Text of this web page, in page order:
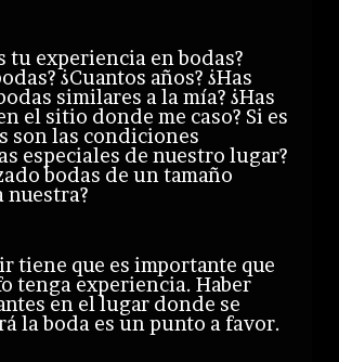
tu experiencia en bodas?
¿Cuantos años? ¿Has
similares a la mía? ¿Has
el sitio donde me caso? Si es
son las condiciones
especiales de nuestro lugar?
bodas de un tamaño
nuestra?
tiene que es importante que
tenga experiencia. Haber
en el lugar donde se
la boda es un punto a favor.